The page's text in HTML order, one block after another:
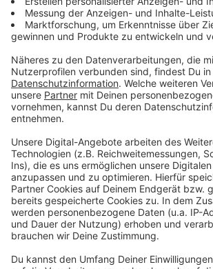
Der Exhibitionist vom Pleschingersee